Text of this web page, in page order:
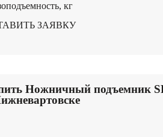
кг
ЗАЯВКУ
Ножничный подъемник